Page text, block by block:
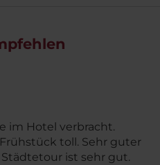
im Hotel verbracht.
toll. Sehr guter
Städtetour ist sehr gut.